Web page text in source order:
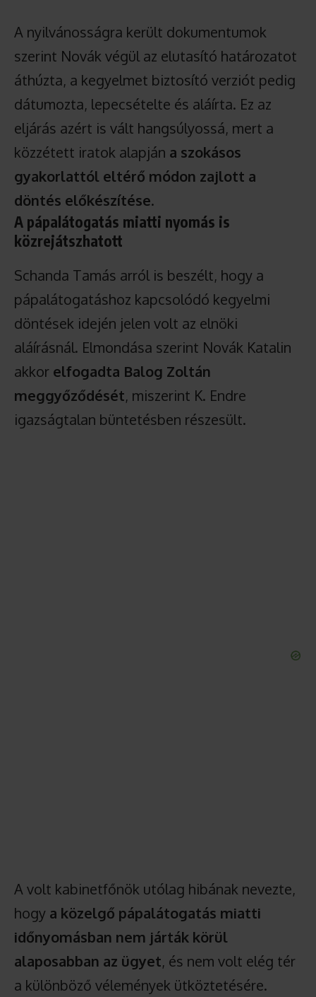
A nyilvánosságra került dokumentumok
szerint Novák végül az elutasító határozatot
áthúzta, a kegyelmet biztosító verziót pedig
dátumozta, lepecsételte és aláírta. Ez az
eljárás azért is vált hangsúlyossá, mert a
közzétett iratok alapján a szokásos
gyakorlattól eltérő módon zajlott a
döntés előkészítése.
A pápalátogatás miatti nyomás is
közrejátszhatott
Schanda Tamás arról is beszélt, hogy a
pápalátogatáshoz kapcsolódó kegyelmi
döntések idején jelen volt az elnöki
aláírásnál. Elmondása szerint Novák Katalin
akkor elfogadta Balog Zoltán
meggyőződését, miszerint K. Endre
igazságtalan büntetésben részesült.
A volt kabinetfőnök utólag hibának nevezte,
hogy a közelgő pápalátogatás miatti
időnyomásban nem járták körül
alaposabban az ügyet, és nem volt elég tér
a különböző vélemények ütköztetésére.